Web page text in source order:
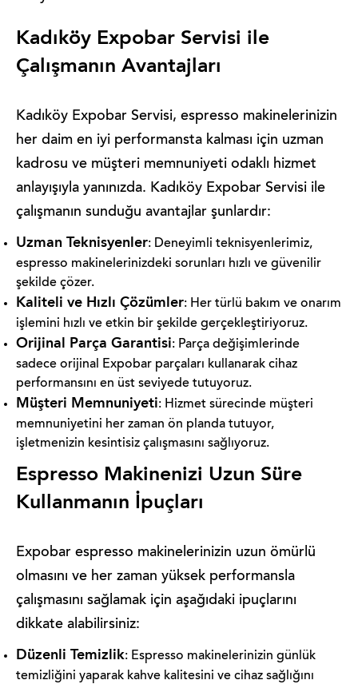
Kadıköy Expobar Servisi ile
Çalışmanın Avantajları
Kadıköy Expobar Servisi, espresso makinelerinizin
her daim en iyi performansta kalması için uzman
kadrosu ve müşteri memnuniyeti odaklı hizmet
anlayışıyla yanınızda. Kadıköy Expobar Servisi ile
çalışmanın sunduğu avantajlar şunlardır:
Uzman Teknisyenler: Deneyimli teknisyenlerimiz,
espresso makinelerinizdeki sorunları hızlı ve güvenilir
şekilde çözer.
Kaliteli ve Hızlı Çözümler: Her türlü bakım ve onarım
işlemini hızlı ve etkin bir şekilde gerçekleştiriyoruz.
Orijinal Parça Garantisi: Parça değişimlerinde
sadece orijinal Expobar parçaları kullanarak cihaz
performansını en üst seviyede tutuyoruz.
Müşteri Memnuniyeti: Hizmet sürecinde müşteri
memnuniyetini her zaman ön planda tutuyor,
işletmenizin kesintisiz çalışmasını sağlıyoruz.
Espresso Makinenizi Uzun Süre
Kullanmanın İpuçları
Expobar espresso makinelerinizin uzun ömürlü
olmasını ve her zaman yüksek performansla
çalışmasını sağlamak için aşağıdaki ipuçlarını
dikkate alabilirsiniz:
Düzenli Temizlik: Espresso makinelerinizin günlük
temizliğini yaparak kahve kalitesini ve cihaz sağlığını